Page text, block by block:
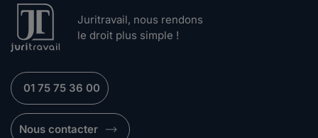
Juritravail, nous rendons
le droit plus simple !
01 75 75 36 00
Nous contacter